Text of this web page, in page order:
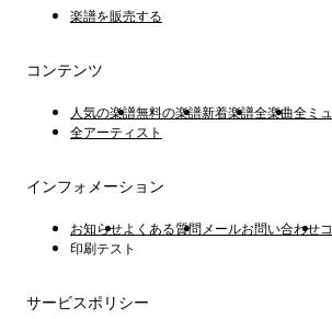
楽譜を販売する
コンテンツ
人気の楽譜無料の楽譜新着楽譜全楽曲全ミ
全アーティスト
インフォメーション
お知らせよくある質問 メールお問い合わせ
印刷テスト
サービスポリシー